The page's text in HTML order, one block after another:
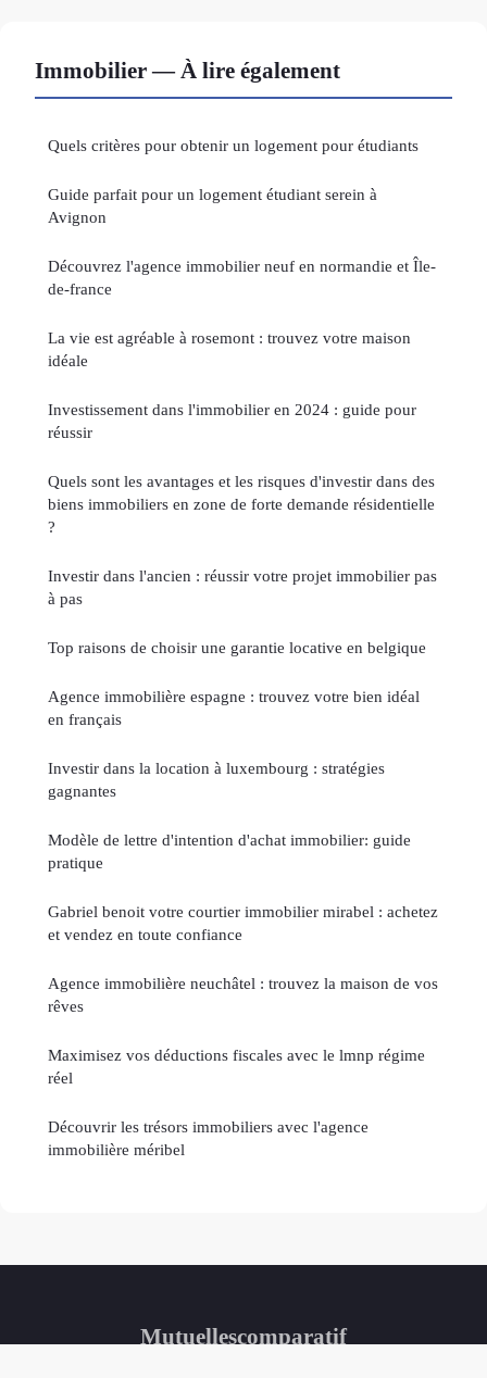
Immobilier — À lire également
Quels critères pour obtenir un logement pour étudiants
Guide parfait pour un logement étudiant serein à
Avignon
Découvrez l'agence immobilier neuf en normandie et Île-
de-france
La vie est agréable à rosemont : trouvez votre maison
idéale
Investissement dans l'immobilier en 2024 : guide pour
réussir
Quels sont les avantages et les risques d'investir dans des
biens immobiliers en zone de forte demande résidentielle
?
Investir dans l'ancien : réussir votre projet immobilier pas
à pas
Top raisons de choisir une garantie locative en belgique
Agence immobilière espagne : trouvez votre bien idéal
en français
Investir dans la location à luxembourg : stratégies
gagnantes
Modèle de lettre d'intention d'achat immobilier: guide
pratique
Gabriel benoit votre courtier immobilier mirabel : achetez
et vendez en toute confiance
Agence immobilière neuchâtel : trouvez la maison de vos
rêves
Maximisez vos déductions fiscales avec le lmnp régime
réel
Découvrir les trésors immobiliers avec l'agence
immobilière méribel
Mutuellescomparatif